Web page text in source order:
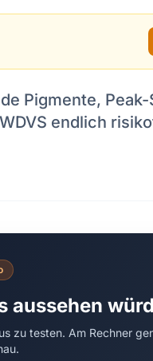
Pigmente,
endlich
aussehen
zu testen. Am Rechner